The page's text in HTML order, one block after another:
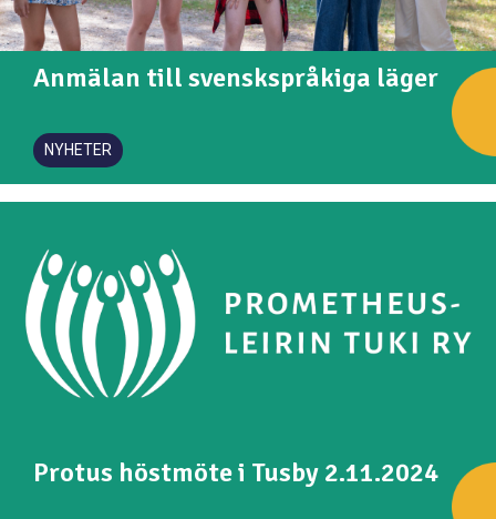
Anmälan till svenskspråkiga läger
NYHETER
Protus höstmöte i Tusby 2.11.2024